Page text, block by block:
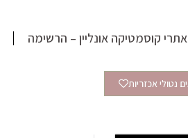
אתרי קוסמטיקה אונליין – הרשימה
נטולי אכזריות